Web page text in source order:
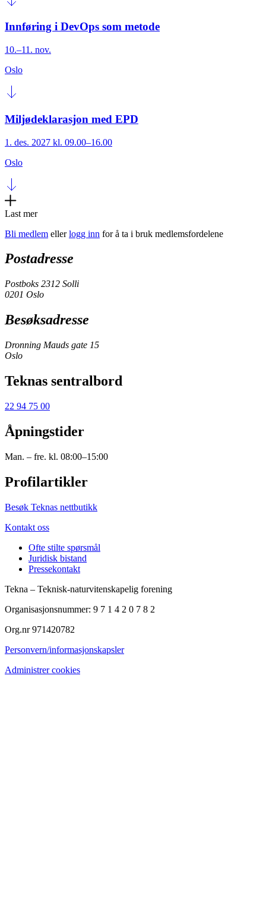
Innføring i DevOps som metode
10.–11. nov.
Oslo
Miljødeklarasjon med EPD
1. des. 2027 kl. 09.00–16.00
Oslo
Last mer
Bli medlem ellerlogg inn for å ta i bruk medlemsfordelene
Postadresse
Postboks 2312 Solli
0201 Oslo
Besøksadresse
Dronning Mauds gate 15
Oslo
Teknas sentralbord
22 94 75 00
Åpningstider
Man. – fre. kl. 08:00–15:00
Profilartikler
Besøk Teknas nettbutikk
Kontakt oss
Ofte stilte spørsmål
Juridisk bistand
Pressekontakt
Tekna – Teknisk-naturvitenskapelig forening
Organisasjonsnummer: 9 7 1 4 2 0 7 8 2
Org.nr 971420782
Personvern/informasjonskapsler
Administrer cookies